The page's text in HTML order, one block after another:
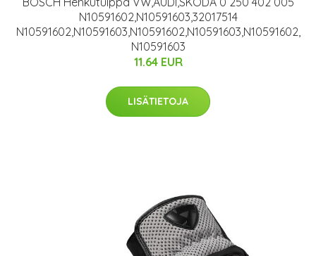
N10591602,N10591603,32017514
N10591602,N10591603,N10591602,N10591603,N10591602,
N10591603
11.64 EUR
LISÄTIETOJA